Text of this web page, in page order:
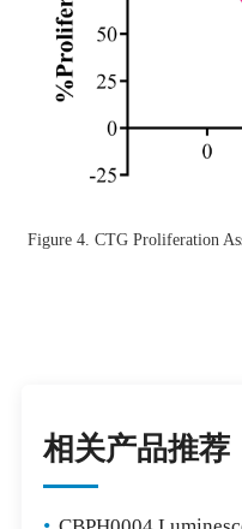
Figure 4. CTG Proliferation
相关产品推荐